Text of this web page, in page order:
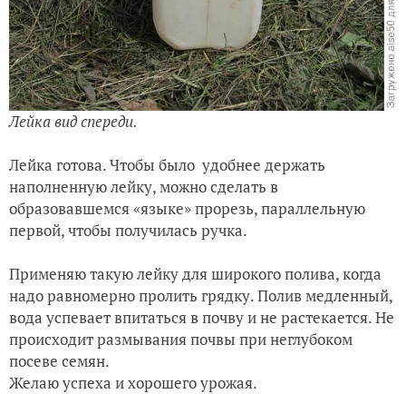
Лейка вид спереди.
Лейка готова. Чтобы было удобнее держать
наполненную лейку, можно сделать в
образовавшемся «языке» прорезь, параллельную
первой, чтобы получилась ручка.
Применяю такую лейку для широкого полива, когда
надо равномерно пролить грядку. Полив медленный,
вода успевает впитаться в почву и не растекается. Не
происходит размывания почвы при неглубоком
посеве семян.
Желаю успеха и хорошего урожая.